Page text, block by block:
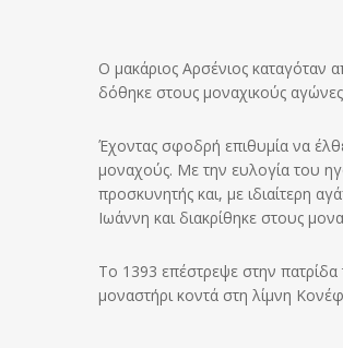
Ο μακάριος Αρσένιος καταγόταν
δόθηκε στους μοναχικούς
Έχοντας σφοδρή επιθυμία να
μοναχούς. Με την ευλογία του
προσκυνητής και, με ιδιαίτερη
Ιωάννη και διακρίθηκε στους
Το 1393 επέστρεψε στην πατρίδα
μοναστήρι κοντά στη λίμνη